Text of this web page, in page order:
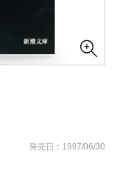
発売日：1997/06/30